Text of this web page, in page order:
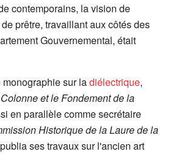
contemporains, la vision de
prêtre, travaillant aux côtés des
Gouvernemental, était
sur ladiélectrique,
et le Fondement de la
en parallèle comme secrétaire
Historique de la Laure de la
ses travaux sur l'ancien art